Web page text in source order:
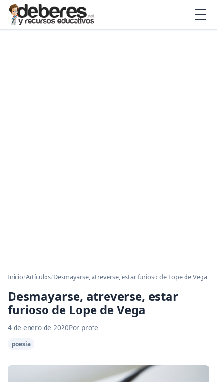
Inicio/Artículos/Desmayarse, atreverse, estar furioso de Lope de Vega
Desmayarse, atreverse, estar
furioso de Lope de Vega
4 de enero de 2020Por profe
poesia